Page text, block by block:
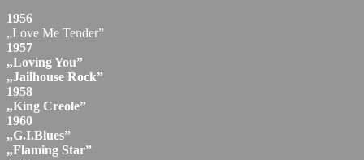
1956
„Love Me Tender”
1957
„Loving You”
„Jailhouse Rock”
1958
„King Creole”
1960
„G.I.Blues”
„Flaming Star”